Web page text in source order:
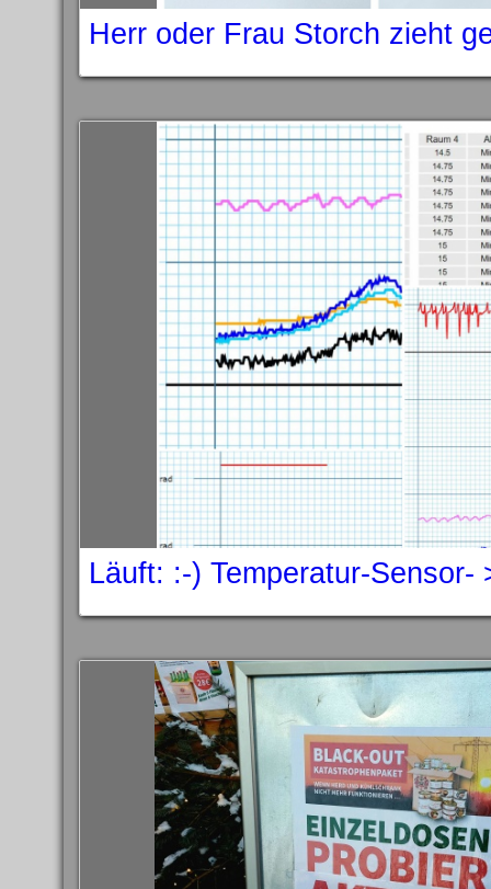
Herr oder Frau Storch zieht
Läuft: :-) Temperatur-Sensor-